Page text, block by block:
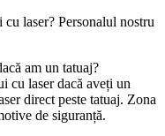
laser? Personalul nostru
am un tatuaj?
cu laser dacă aveți un
direct peste tatuaj. Zona
de siguranță.